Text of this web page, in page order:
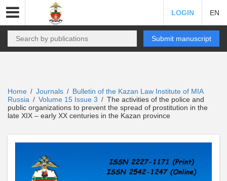
LOGIN EN
Submit manuscript
Home / Journals / Bulletin of the Kazan Law Institute of MIA
Russia / Volume 15 Issue 3 / The activities of the police and
public organizations to prevent the spread of prostitution in the
late XIX – early XX centuries in the Kazan province